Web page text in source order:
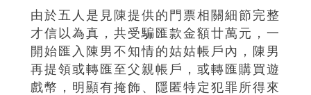
由於五人是見陳提供的門票相關細節完整
才信以為真，共受騙匯款金額廿萬元，一
開始匯入陳男不知情的姑姑帳戶內，陳男
再提領或轉匯至父親帳戶，或轉匯購買遊
戲幣，明顯有掩飾、隱匿特定犯罪所得來